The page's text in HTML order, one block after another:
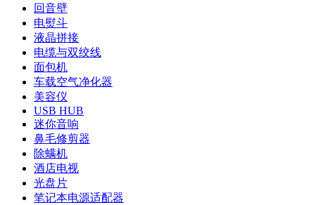
回音壁
电熨斗
液晶拼接
电缆与双绞线
面包机
车载空气净化器
美容仪
USB HUB
迷你音响
鼻毛修剪器
除螨机
酒店电视
光盘片
笔记本电源适配器